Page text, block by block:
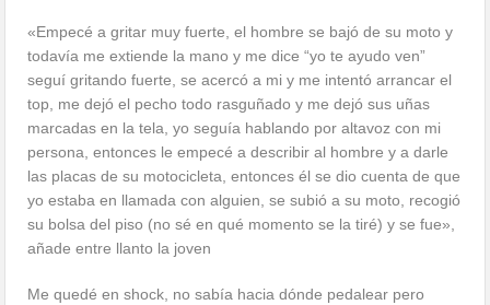
«Empecé a gritar muy fuerte, el hombre se bajó de su moto y
todavía me extiende la mano y me dice “yo te ayudo ven”
seguí gritando fuerte, se acercó a mi y me intentó arrancar el
top, me dejó el pecho todo rasguñado y me dejó sus uñas
marcadas en la tela, yo seguía hablando por altavoz con mi
persona, entonces le empecé a describir al hombre y a darle
las placas de su motocicleta, entonces él se dio cuenta de que
yo estaba en llamada con alguien, se subió a su moto, recogió
su bolsa del piso (no sé en qué momento se la tiré) y se fue»,
añade entre llanto la joven
Me quedé en shock, no sabía hacia dónde pedalear pero